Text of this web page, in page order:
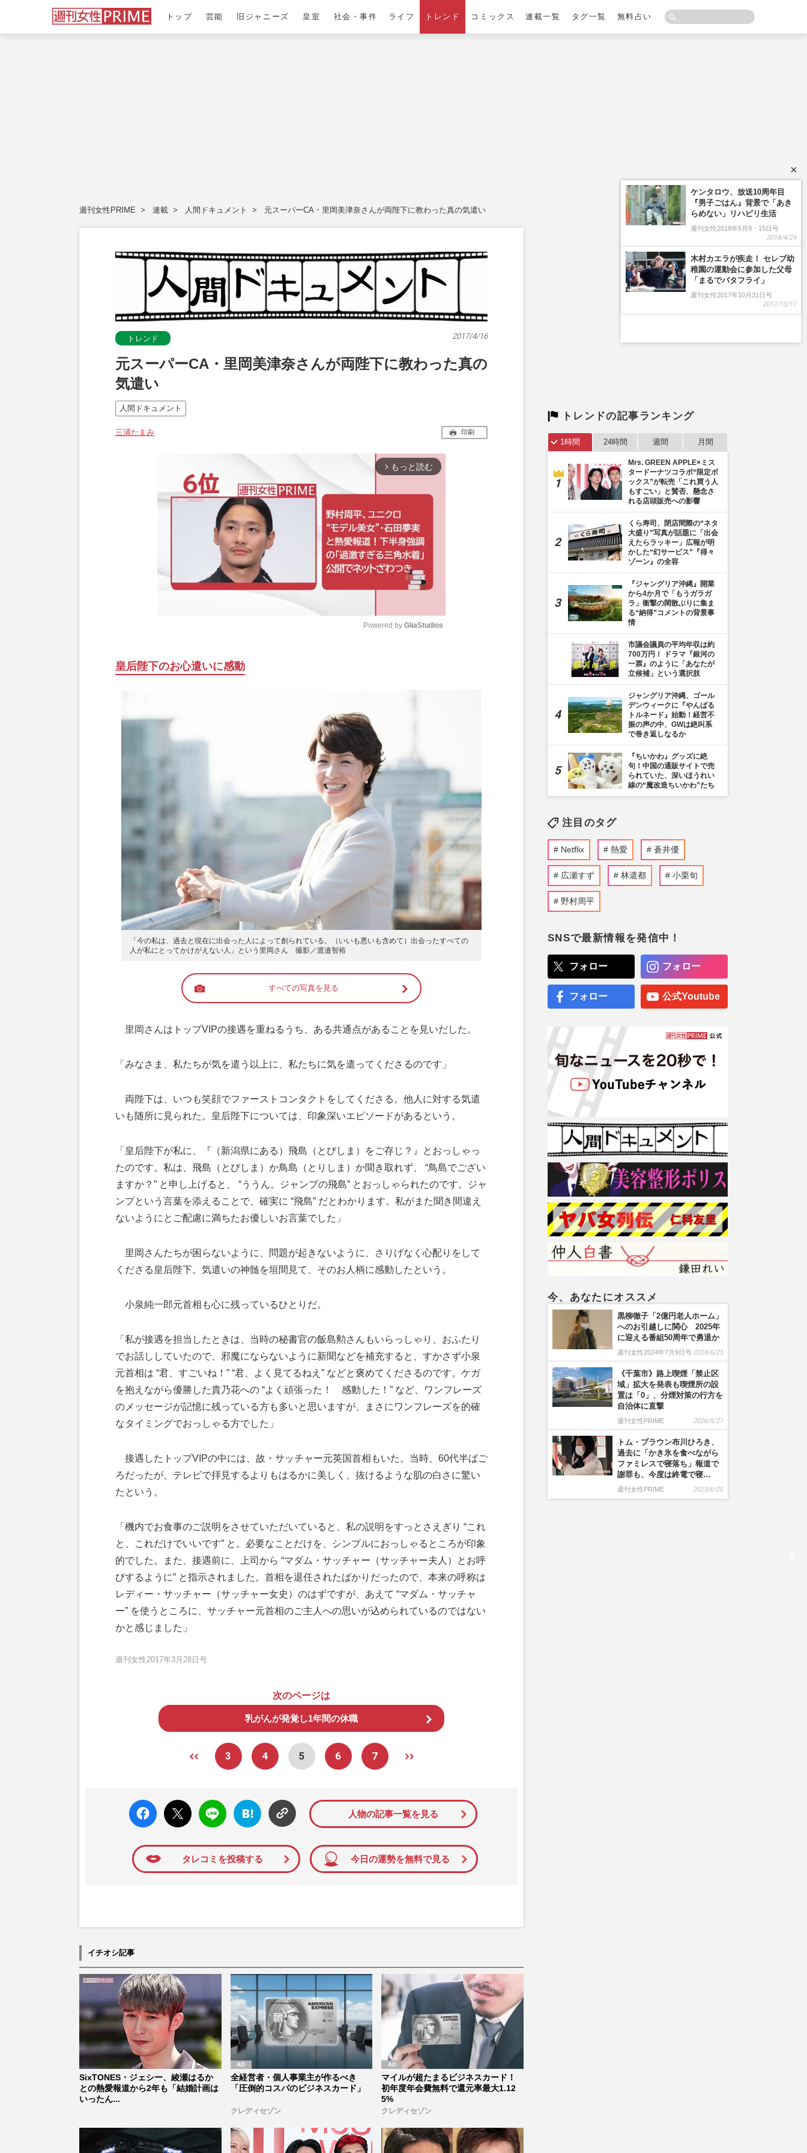
トップ 芸能 旧ジャニーズ 皇室 社会・事件 ライフ トレンド コミックス 連載一覧 タグ一覧 無料占い
週刊女性PRIME 連載 人間ドキュメント 元スーパーCA・里岡美津奈さんが両陛下に教わった真の気遣い
トレンド 2017/4/16
元スーパーCA・里岡美津奈さんが両陛下に教わった真の
気遣い
人間ドキュメント
三浦たまみ 印刷
arrow_forward_ios もっと読む
Powered by GliaStudios
皇后陛下のお心遣いに感動
「今の私は、過去と現在に出会った人によって創られている。（いいも悪いも含めて）出会ったすべての
人が私にとってかけがえない人」という里岡さん 撮影／渡邉智裕
すべての写真を見る
里岡さんはトップVIPの接遇を重ねるうち、ある共通点があることを見いだした。
「みなさま、私たちが気を遣う以上に、私たちに気を遣ってくださるのです」
両陛下は、いつも笑顔でファーストコンタクトをしてくださる。他人に対する気遣
いも随所に見られた。皇后陛下については、印象深いエピソードがあるという。
「皇后陛下が私に、『（新潟県にある）飛島（とびしま）をご存じ？』とおっしゃっ
たのです。私は、飛島（とびしま）か鳥島（とりしま）か聞き取れず、 “鳥島でござい
ますか？” と申し上げると、 “ううん。ジャンプの飛島” とおっしゃられたのです。ジャ
ンプという言葉を添えることで、確実に “飛島” だとわかります。私がまた聞き間違え
ないようにとご配慮に満ちたお優しいお言葉でした」
里岡さんたちが困らないように、問題が起きないように、さりげなく心配りをして
くださる皇后陛下。気遣いの神髄を垣間見て、そのお人柄に感動したという。
小泉純一郎元首相も心に残っているひとりだ。
「私が接遇を担当したときは、当時の秘書官の飯島勲さんもいらっしゃり、おふたり
でお話ししていたので、邪魔にならないように新聞などを補充すると、すかさず小泉
元首相は “君、すごいね！” “君、よく見てるねえ” などと褒めてくださるのです。ケガ
を抱えながら優勝した貴乃花への “よく頑張った！ 感動した！” など、ワンフレーズ
のメッセージが記憶に残っている方も多いと思いますが、まさにワンフレーズを的確
なタイミングでおっしゃる方でした」
接遇したトップVIPの中には、故・サッチャー元英国首相もいた。当時、60代半ばご
ろだったが、テレビで拝見するよりもはるかに美しく、抜けるような肌の白さに驚い
たという。
「機内でお食事のご説明をさせていただいていると、私の説明をすっとさえぎり “これ
と、これだけでいいです” と。必要なことだけを、シンプルにおっしゃるところが印象
的でした。また、接遇前に、上司から “マダム・サッチャー（サッチャー夫人）とお呼
びするように” と指示されました。首相を退任されたばかりだったので、本来の呼称は
レディー・サッチャー（サッチャー女史）のはずですが、あえて “マダム・サッチャ
ー” を使うところに、サッチャー元首相のご主人への思いが込められているのではない
かと感じました」
週刊女性2017年3月28日号
次のページは
乳がんが発覚し1年間の休職
3 4 5 6 7
faceboo
k いい
ね
X ポス
ト
LINE
はてな
ブック
マーク
人物の記事一覧を見る
タレコミを投稿する 今日の運勢を無料で見る
イチオシ記事
SixTONES・ジェシー、綾瀬はるか
との熱愛報道から2年も「結婚計画は
いったん...
全経営者・個人事業主が作るべき
「圧倒的コスパのビジネスカード」
クレディセゾン
マイルが超たまるビジネスカード！
初年度年会費無料で還元率最大1.12
5%
クレディセゾン
トレンドの記事ランキング
1時間 24時間 週間 月間
Mrs. GREEN APPLE×ミス
タードーナツコラボ“限定ボ
ックス”が転売「これ買う人
もすごい」と賛否、懸念さ
れる店頭販売への影響
くら寿司、閉店間際の“ネタ
大盛り”写真が話題に「出会
えたらラッキー」広報が明
かした“幻サービス”『得々
ゾーン』の全容
『ジャングリア沖縄』開業
から4か月で「もうガラガ
ラ」衝撃の閑散ぶりに集ま
る“納得”コメントの背景事
情
市議会議員の平均年収は約
700万円！ ドラマ『銀河の
一票』のように「あなたが
立候補」という選択肢
ジャングリア沖縄、ゴール
デンウィークに『やんばる
トルネード』始動！経営不
振の声の中、GWは絶叫系
で巻き返しなるか
『ちいかわ』グッズに絶
句！中国の通販サイトで売
られていた、深いほうれい
線の“魔改造ちいかわ”たち
注目のタグ
Netflix 熱愛 蒼井優
広瀬すず 林遣都 小栗旬
野村周平
SNSで最新情報を発信中！
フォロー フォロー
フォロー 公式Youtube
今、あなたにオススメ
黒柳徹子「2億円老人ホーム」
へのお引越しに関心 2025年
に迎える番組50周年で勇退か
週刊女性2024年7月9日号 2024/6/25
《千葉市》路上喫煙「禁止区
域」拡大を発表も喫煙所の設
置は「0」、分煙対策の行方を
自治体に直撃
週刊女性PRIME 2026/5/27
トム・ブラウン布川ひろき、
過去に「かき氷を食べながら
ファミレスで寝落ち」報道で
謝罪も、今度は終電で寝…
週刊女性PRIME 2023/6/29
×